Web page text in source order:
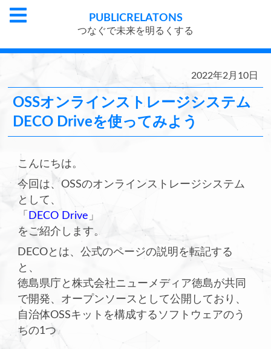
PUBLICRELATONS
つなぐで未来を明るくする
2022年2月10日
OSSオンラインストレージシステム
DECO Driveを使ってみよう
こんにちは。
今回は、OSSのオンラインストレージシステム
として、
「 DECO Drive 」
をご紹介します。
DECOとは、公式のページの説明を転記する
と、
徳島県庁と株式会社ニューメディア徳島が共同
で開発、オープンソースとして公開しており、
自治体OSSキットを構成するソフトウェアのう
ちの1つ